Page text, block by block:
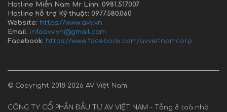
Hotline Miền Nam Mr Linh: 0981.517.007
Hotline hỗ trợ Kỹ thuật: 0977.580.060
Website: https://www.avv.vn
Email: infoavv.vn@gmail.com
Facebook: https://www.facebook.com/avvietnamcorp
© Copyright 2018-2026 AV Việt Nam.
CÔNG TY CỔ PHẦN ĐẦU TƯ AV VIỆT NAM - Tầng 8 toà nhà